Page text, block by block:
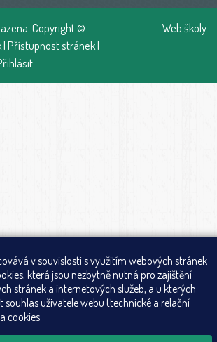
Copyright ©
|Přístupnost stránek|
Web školy
v souvislosti s využitím webových stránek
která jsou nezbytně nutná pro zajištění
stránek a internetových služeb, a u kterých
souhlas uživatele webu (technické a relační
cookies